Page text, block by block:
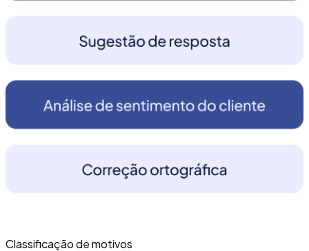
Classificação de motivos